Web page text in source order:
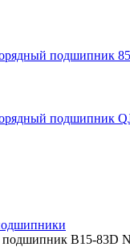
подшипник
подшипник
B15-83D